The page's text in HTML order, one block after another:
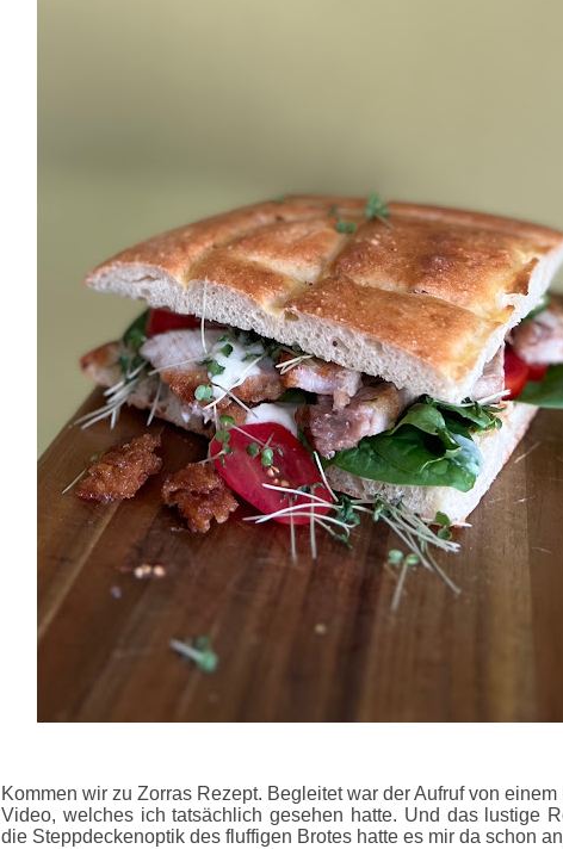
Kommen wir zu Zorras Rezept. Begleitet war der Aufruf von einem
Video, welches ich tatsächlich gesehen hatte. Und das lustige
die Steppdeckenoptik des fluffigen Brotes hatte es mir da schon